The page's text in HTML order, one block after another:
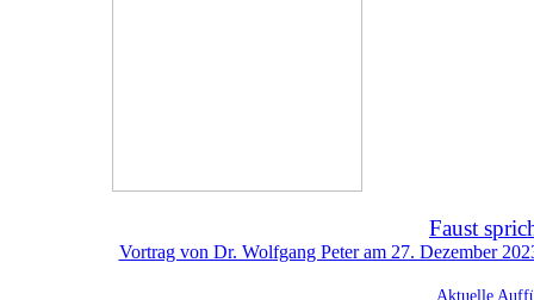
Faust
Vortrag von Dr. Wolfgang Peter am 27. Dezember
Aktuelle